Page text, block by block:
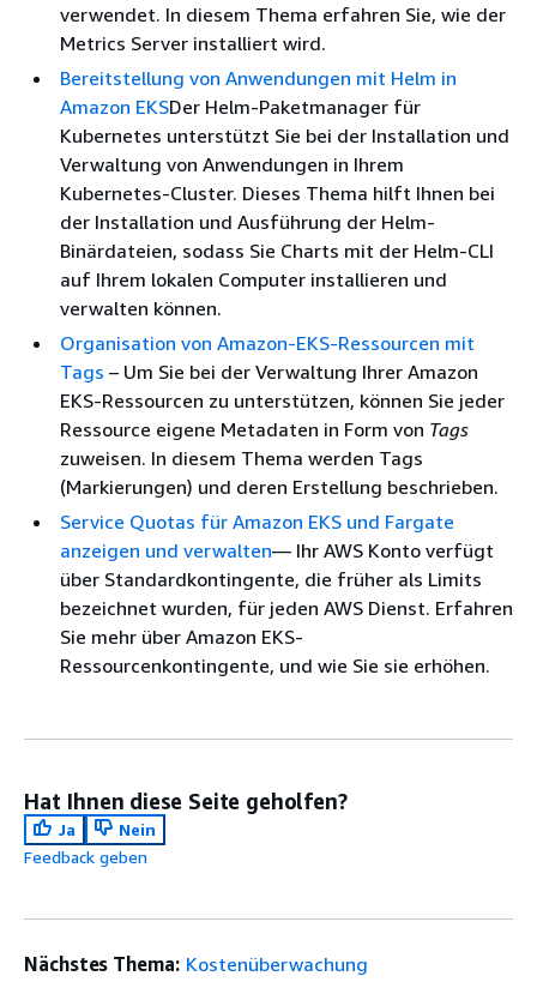
verwendet. In diesem Thema erfahren Sie, wie der
Metrics Server installiert wird.
Bereitstellung von Anwendungen mit Helm in
Amazon EKSDer Helm-Paketmanager für
Kubernetes unterstützt Sie bei der Installation und
Verwaltung von Anwendungen in Ihrem
Kubernetes-Cluster. Dieses Thema hilft Ihnen bei
der Installation und Ausführung der Helm-
Binärdateien, sodass Sie Charts mit der Helm-CLI
auf Ihrem lokalen Computer installieren und
verwalten können.
Organisation von Amazon-EKS-Ressourcen mit
Tags – Um Sie bei der Verwaltung Ihrer Amazon
EKS-Ressourcen zu unterstützen, können Sie jeder
Ressource eigene Metadaten in Form von Tags
zuweisen. In diesem Thema werden Tags
(Markierungen) und deren Erstellung beschrieben.
Service Quotas für Amazon EKS und Fargate
anzeigen und verwalten— Ihr AWS Konto verfügt
über Standardkontingente, die früher als Limits
bezeichnet wurden, für jeden AWS Dienst. Erfahren
Sie mehr über Amazon EKS-
Ressourcenkontingente, und wie Sie sie erhöhen.
Hat Ihnen diese Seite geholfen?
Ja
Nein
Feedback geben
Nächstes Thema: Kostenüberwachung